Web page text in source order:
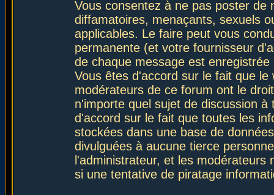
Vous consentez à ne pas poster de
diffamatoires, menaçants, sexuels
applicables. Le faire peut vous
permanente (et votre fournisseur
de chaque message est
Vous êtes d'accord sur le fait que
modérateurs de ce forum ont le
n'importe quel sujet de discussion
d'accord sur le fait que toutes les
stockées dans une base de
divulguées à aucune tierce
l'administrateur, et les
si une tentative de piratage